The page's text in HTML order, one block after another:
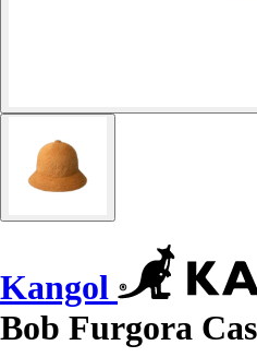
Kangol
Bob Furgora